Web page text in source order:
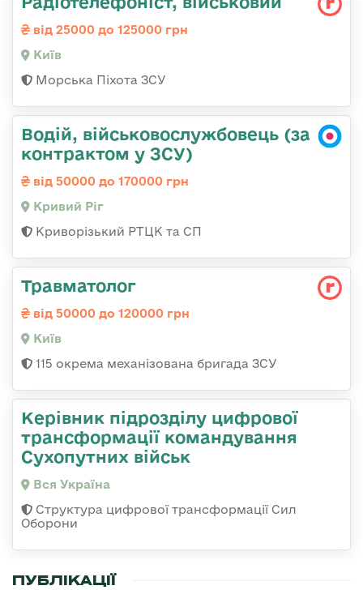
від 25000 до 125000 грн
Київ
Морська Піхота ЗСУ
Водій, військовослужбовець (за
контрактом у ЗСУ)
від 50000 до 170000 грн
Кривий Ріг
Криворізький РТЦК та СП
Травматолог
від 50000 до 120000 грн
Київ
115 окрема механізована бригада ЗСУ
Керівник підрозділу цифрової
трансформації командування
Сухопутних військ
Вся Україна
Структура цифрової трансформації Сил
Оборони
ПУБЛІКАЦІЇ